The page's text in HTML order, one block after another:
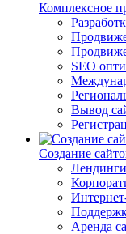
Комплексное
SEO
Вывод
Создание
Аренда